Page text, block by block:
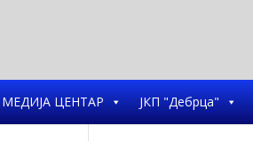
МЕДИЈА ЦЕНТАР ЈКП "Дебрца"